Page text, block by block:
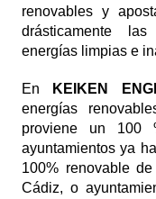
renovables y
drásticamente
energías limpias e
En KEIKEN
energías
proviene un 100
ayuntamientos ya
100% renovable
Cádiz, o